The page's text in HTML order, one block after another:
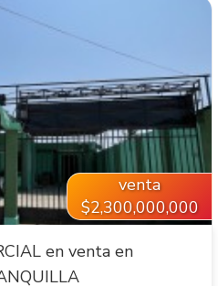
venta
$2,300,000,000
en venta en